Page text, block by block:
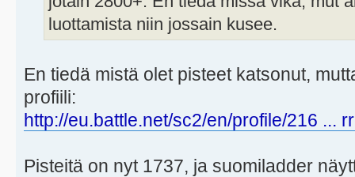
luottamista niin jossain kusee.
En tiedä mistä olet pisteet katsonut,
profiili:
http://eu.battle.net/sc2/en/profile/216 ...
Pisteitä on nyt 1737, ja suomiladder